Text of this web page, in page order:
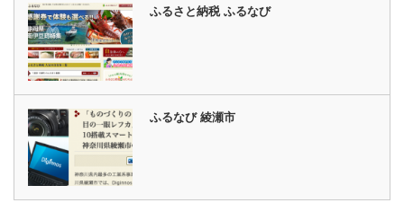
ふるさと納税 ふるなび
ふるなび 綾瀬市